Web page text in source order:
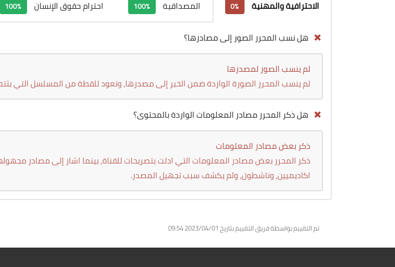
الاحترافية والمهنية 0% المصداقية 100% احترام حقوق الإنسان 100%
هل نسب المحرر الصور إلى مصادرها؟
لم ينسب الصور لمصدرها
لم ينسب المحرر الصورة الواردة ضمن الخبر إلى مصدرها, وتعود للقطة من المسلسل التي
هل ذكر المحرر مصادر المعلومات الواردة بالمحتوى؟
ذكر بعض مصادر المعلومات
ذكر المحرر بعض مصادر المعلومات التي ادلت بتصريحات للقناة, بينما اشار إلى مصادر
اكاديميين, وناشطون, ولم يكشف سبب تجهيل المصدر.
تم التقييم بواسطة فريق التقييم بتاريخ 2023/04/01 09:54